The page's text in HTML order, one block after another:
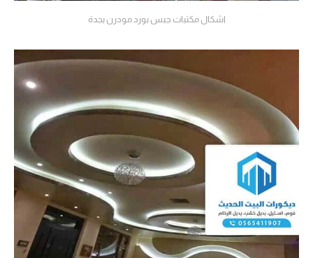
اشكال مكتبات جبس بورد مودرن بجدة